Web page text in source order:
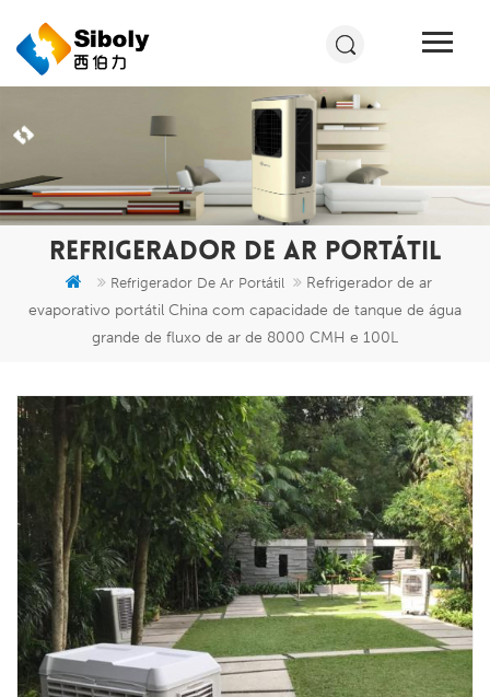
REFRIGERADOR DE AR PORTÁTIL
Refrigerador De Ar Portátil
Refrigerador de ar
evaporativo portátil China com capacidade de tanque de água
grande de fluxo de ar de 8000 CMH e 100L